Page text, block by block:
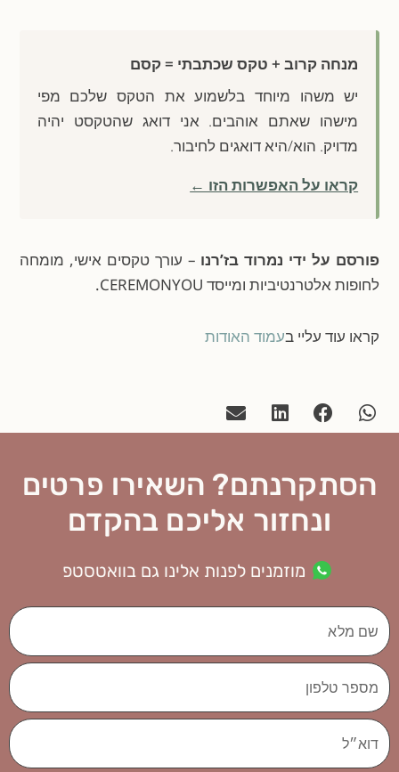
מנחה קרוב + טקס שכתבתי = קסם
יש משהו מיוחד בלשמוע את הטקס שלכם מפי
מישהו שאתם אוהבים. אני דואג שהטקסט יהיה
מדויק. הוא/היא דואגים לחיבור.
קראו על האפשרות הזו ←
פורסם על ידי נמרוד בז’רנו– עורך טקסים אישי, מומחה
לחופות אלטרנטיביות ומייסד CEREMONYOU.
קראו עוד עליי בעמוד האודות
הסתקרנתם? השאירו פרטים
ונחזור אליכם בהקדם
מוזמנים לפנות אלינו גם בוואטסטפ
שם
מלא
מספר
טלפון
דוא״ל